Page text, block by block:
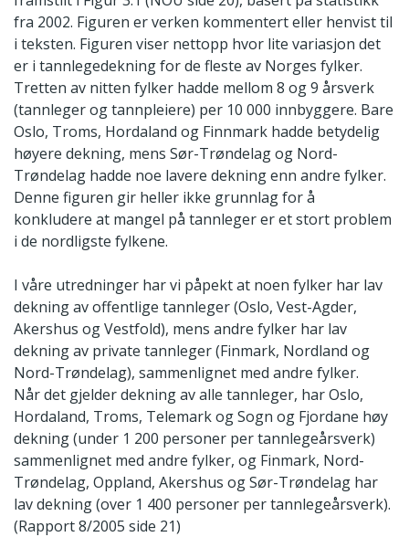
fra 2002. Figuren er verken kommentert eller henvist til
i teksten. Figuren viser nettopp hvor lite variasjon det
er i tannlegedekning for de fleste av Norges fylker.
Tretten av nitten fylker hadde mellom 8 og 9 årsverk
(tannleger og tannpleiere) per 10 000 innbyggere. Bare
Oslo, Troms, Hordaland og Finnmark hadde betydelig
høyere dekning, mens Sør-Trøndelag og Nord-
Trøndelag hadde noe lavere dekning enn andre fylker.
Denne figuren gir heller ikke grunnlag for å
konkludere at mangel på tannleger er et stort problem
i de nordligste fylkene.
I våre utredninger har vi påpekt at noen fylker har lav
dekning av offentlige tannleger (Oslo, Vest-Agder,
Akershus og Vestfold), mens andre fylker har lav
dekning av private tannleger (Finmark, Nordland og
Nord-Trøndelag), sammenlignet med andre fylker.
Når det gjelder dekning av alle tannleger, har Oslo,
Hordaland, Troms, Telemark og Sogn og Fjordane høy
dekning (under 1 200 personer per tannlegeårsverk)
sammenlignet med andre fylker, og Finmark, Nord-
Trøndelag, Oppland, Akershus og Sør-Trøndelag har
lav dekning (over 1 400 personer per tannlegeårsverk).
(Rapport 8/2005 side 21)